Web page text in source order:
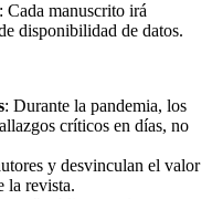
: Cada manuscrito irá
disponibilidad de datos.
: Durante la pandemia, los
críticos en días, no
y desvinculan el valor
la revista.